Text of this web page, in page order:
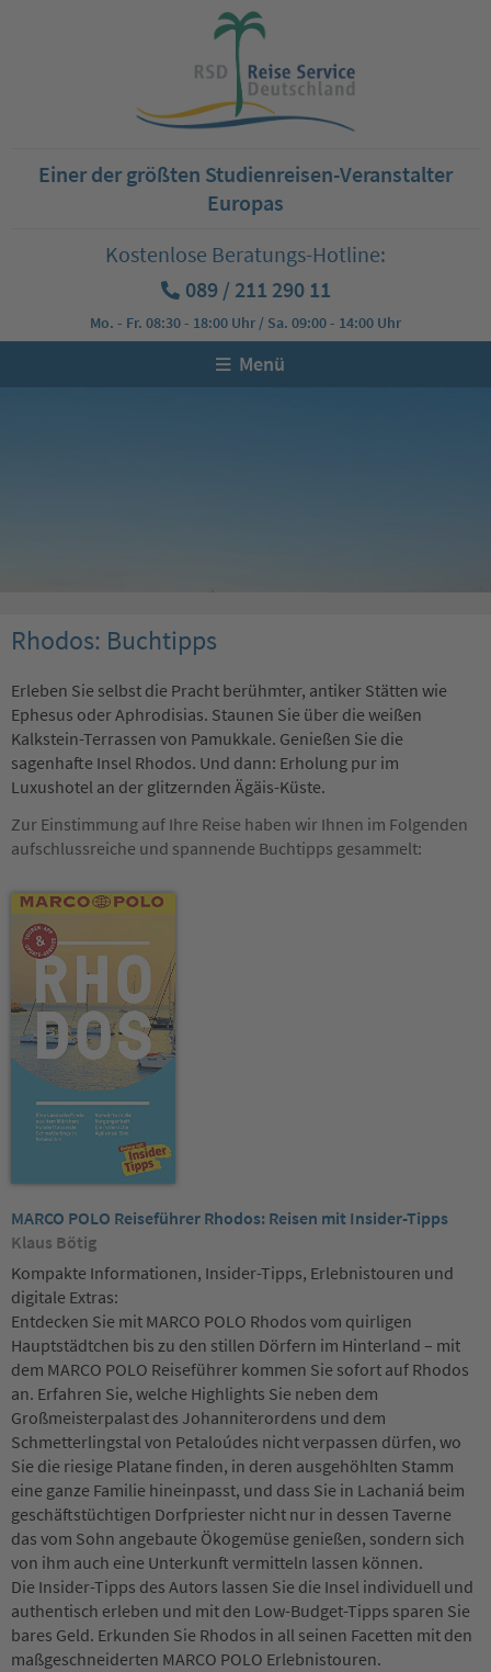
Einer der größten Studienreisen-Veranstalter
Europas
Kostenlose Beratungs-Hotline:
089 / 211 290 11
Mo. - Fr. 08:30 - 18:00 Uhr / Sa. 09:00 - 14:00 Uhr
Menü
Rhodos: Buchtipps
Erleben Sie selbst die Pracht berühmter, antiker Stätten wie
Ephesus oder Aphrodisias. Staunen Sie über die weißen
Kalkstein-Terrassen von Pamukkale. Genießen Sie die
sagenhafte Insel Rhodos. Und dann: Erholung pur im
Luxushotel an der glitzernden Ägäis-Küste.
Zur Einstimmung auf Ihre Reise haben wir Ihnen im Folgenden
aufschlussreiche und spannende Buchtipps gesammelt:
MARCO POLO Reiseführer Rhodos: Reisen mit Insider-Tipps
Klaus Bötig
Kompakte Informationen, Insider-Tipps, Erlebnistouren und
digitale Extras:
Entdecken Sie mit MARCO POLO Rhodos vom quirligen
Hauptstädtchen bis zu den stillen Dörfern im Hinterland – mit
dem MARCO POLO Reiseführer kommen Sie sofort auf Rhodos
an. Erfahren Sie, welche Highlights Sie neben dem
Großmeisterpalast des Johanniterordens und dem
Schmetterlingstal von Petaloúdes nicht verpassen dürfen, wo
Sie die riesige Platane finden, in deren ausgehöhlten Stamm
eine ganze Familie hineinpasst, und dass Sie in Lachaniá beim
geschäftstüchtigen Dorfpriester nicht nur in dessen Taverne
das vom Sohn angebaute Ökogemüse genießen, sondern sich
von ihm auch eine Unterkunft vermitteln lassen können.
Die Insider-Tipps des Autors lassen Sie die Insel individuell und
authentisch erleben und mit den Low-Budget-Tipps sparen Sie
bares Geld. Erkunden Sie Rhodos in all seinen Facetten mit den
maßgeschneiderten MARCO POLO Erlebnistouren.